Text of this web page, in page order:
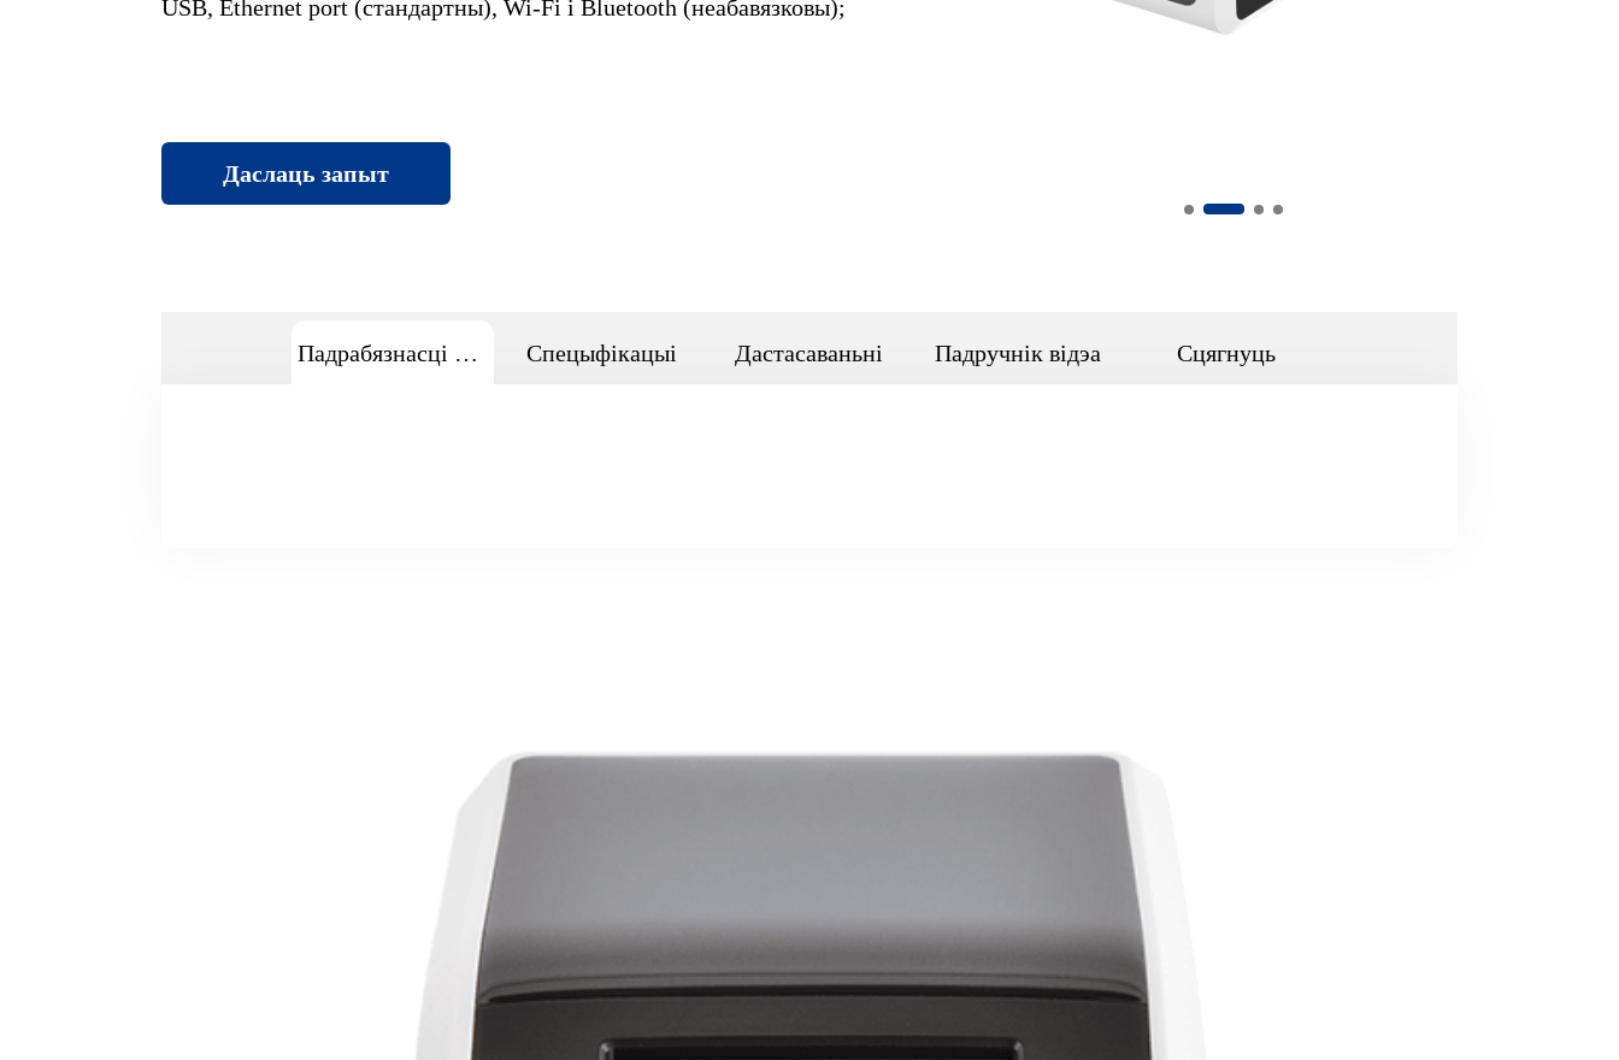
USB, Ethernet port (стандартны), Wi-Fi і Bluetooth (неабавязковы);
Даслаць запыт
Падрабязнасці старонкі Спецыфікацыі Дастасаваньні Падручнік відэа Сцягнуць